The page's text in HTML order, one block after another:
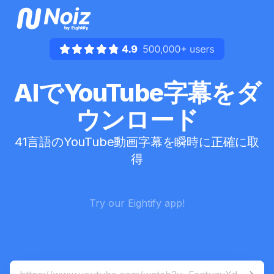
AIでYouTube字幕をダ
ウンロード
41言語のYouTube動画字幕を瞬時に正確に取
得
Try our Eightify app!
mobile  iOS App  Android App